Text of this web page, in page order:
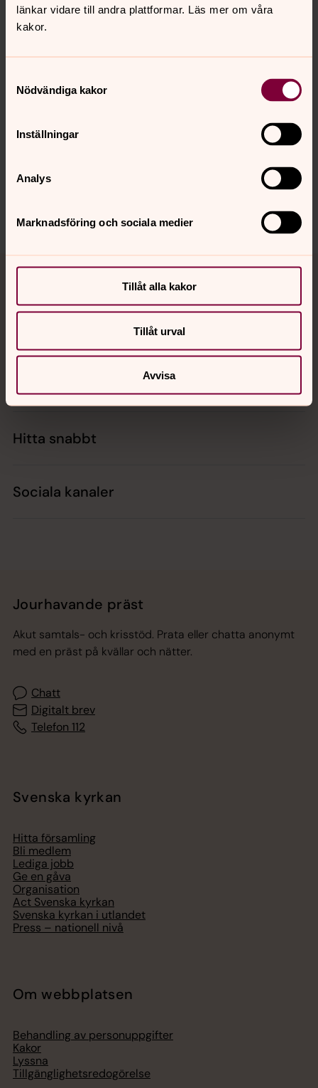
länkar vidare till andra plattformar. Läs mer om våra
kakor.
Nödvändiga kakor
Inställningar
Analys
Marknadsföring och sociala medier
Tillåt alla kakor
Tillåt urval
Avvisa
yttrandefriheten i dag. Vad innebär detta för
demokratin och det politiska samtalet? Vad gör det med
– hur kan vi möta utmaningen? Om detta samtalar
ärkebiskopAntje Jackelén
Norstedts/Svenska PEN
Tillbaka till toppen
Tillbaka till innehållet
Hitta snabbt
Sociala kanaler
Jourhavande präst
Akut samtals- och krisstöd. Prata eller chatta anonymt
med en präst på kvällar och nätter.
Chatt
Digitalt brev
Telefon 112
Svenska kyrkan
Hitta församling
Bli medlem
Lediga jobb
Ge en gåva
Organisation
Act Svenska kyrkan
Svenska kyrkan i utlandet
Press – nationell nivå
Om webbplatsen
Behandling av personuppgifter
Kakor
Lyssna
Tillgänglighetsredogörelse